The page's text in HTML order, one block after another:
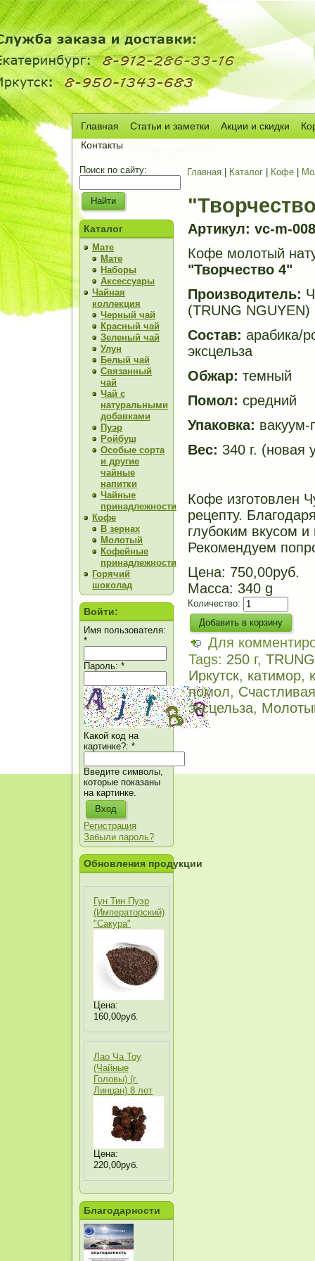
Главная Статьи и заметки Акции и скидки
Контакты
Поиск по сайту:
Каталог
Мате
Мате
Наборы
Аксессуары
Чайная
коллекция
Черный чай
Красный чай
Зеленый чай
Улун
Белый чай
Связанный
чай
Чай с
натуральными
добавками
Пуэр
Ройбуш
Особые сорта
и другие
чайные
напитки
Чайные
принадлежности
Кофе
В зернах
Молотый
Кофейные
принадлежности
Горячий
шоколад
Войти:
Имя пользователя:
*
Пароль: *
Какой код на
картинке?: *
Введите символы,
которые показаны
на картинке.
Регистрация
Забыли пароль?
Обновления продукции
Гун Тин Пуэр
(Императорский)
"Сакура"
Цена:
160,00руб.
Лао Ча Тоу
(Чайные
Головы) (г.
Линцан) 8 лет
Цена:
220,00руб.
Благодарности
Главная Каталог Кофе
Артикул: vc-m-008
Кофе молотый
"Творчество 4"
Производитель:
(TRUNG NGUYEN)
Состав: арабика/
эксцельза
Обжар: темный
Помол: средний
Упаковка: вакуум-
Вес: 340 г. (новая
Кофе изготовлен
рецепту.
глубоким вкусом
Рекомендуем
Цена: 750,00руб.
Масса: 340 g
Количество:
Для
Tags: 250 г,
Иркутск, катимор,
помол,
эксцельза,